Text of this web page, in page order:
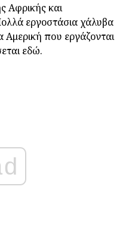
Αφρικής και
εργοστάσια χάλυβα
που εργάζονται
εδώ.